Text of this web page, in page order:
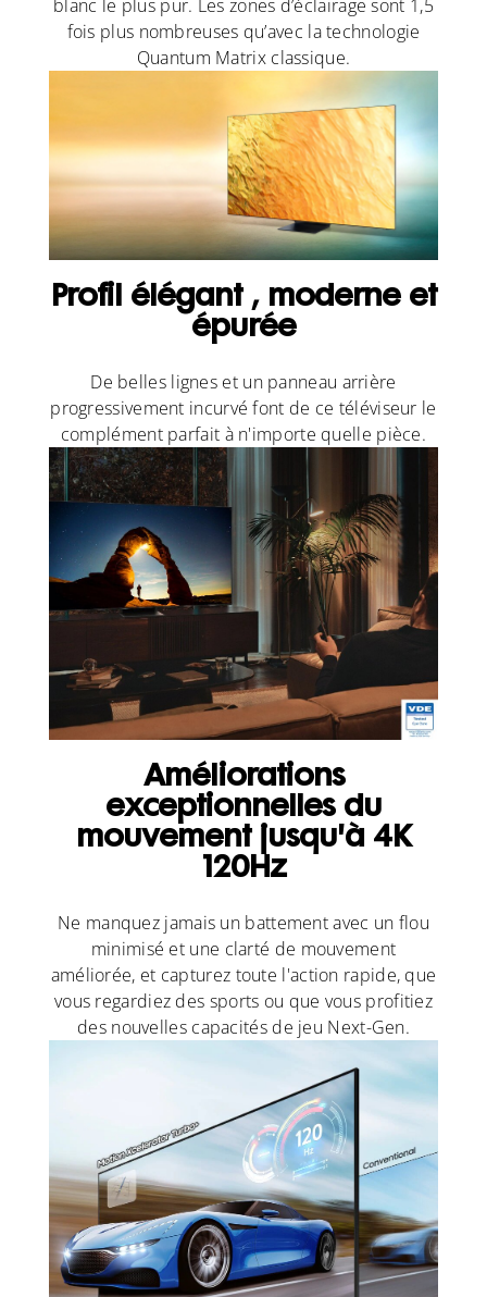
blanc le plus pur. Les zones d’éclairage sont 1,5
fois plus nombreuses qu’avec la technologie
Quantum Matrix classique.
Profil élégant , moderne et
épurée
De belles lignes et un panneau arrière
progressivement incurvé font de ce téléviseur le
complément parfait à n'importe quelle pièce.
Améliorations
exceptionnelles du
mouvement jusqu'à 4K
120Hz
Ne manquez jamais un battement avec un flou
minimisé et une clarté de mouvement
améliorée, et capturez toute l'action rapide, que
vous regardiez des sports ou que vous profitiez
des nouvelles capacités de jeu Next-Gen.